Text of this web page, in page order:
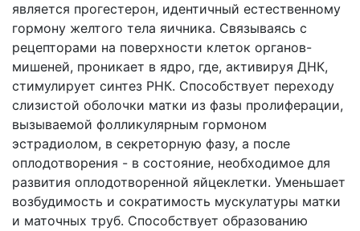
является прогестерон, идентичный естественному
гормону желтого тела яичника. Связываясь с
рецепторами на поверхности клеток органов-
мишеней, проникает в ядро, где, активируя ДНК,
стимулирует синтез РНК. Способствует переходу
слизистой оболочки матки из фазы пролиферации,
вызываемой фолликулярным гормоном
эстрадиолом, в секреторную фазу, а после
оплодотворения - в состояние, необходимое для
развития оплодотворенной яйцеклетки. Уменьшает
возбудимость и сократимость мускулатуры матки
и маточных труб. Способствует образованию